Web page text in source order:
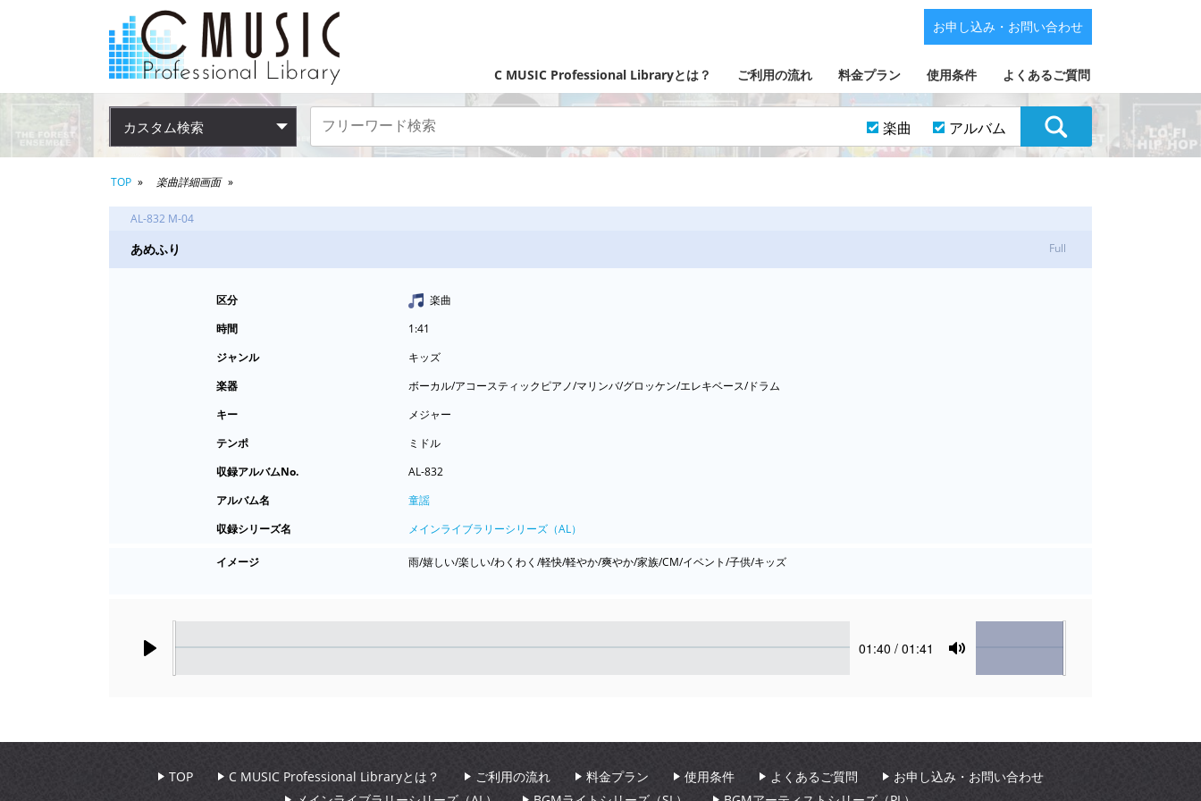
C MUSIC Professional Libraryとは？ ご利用の流れ 料金プラン 使用条件 よくあるご質問
お申し込み・お問い合わせ
カスタム検索 楽曲 アルバム
TOP 楽曲詳細画面
AL-832 M-04
あめふり Full
区分
楽曲
時間
1:41
ジャンル
キッズ
楽器
ボーカル/アコースティックピアノ/マリンバ/グロッケン/エレキベース/ドラム
キー
メジャー
テンポ
ミドル
収録アルバムNo.
AL-832
アルバム名
童謡
収録シリーズ名
メインライブラリーシリーズ（AL）
イメージ 雨/嬉しい/楽しい/わくわく/軽快/軽やか/爽やか/家族/CM/イベント/子供/キッズ
Current
01:40 / 01:41
Mute
Volume
TOP C MUSIC Professional Libraryとは？ ご利用の流れ 料金プラン 使用条件 よくあるご質問
お申し込み・お問い合わせ